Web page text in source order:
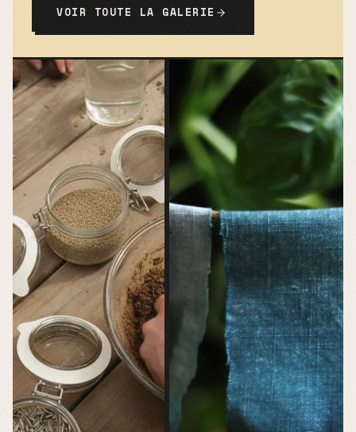
VOIR TOUTE LA GALERIE